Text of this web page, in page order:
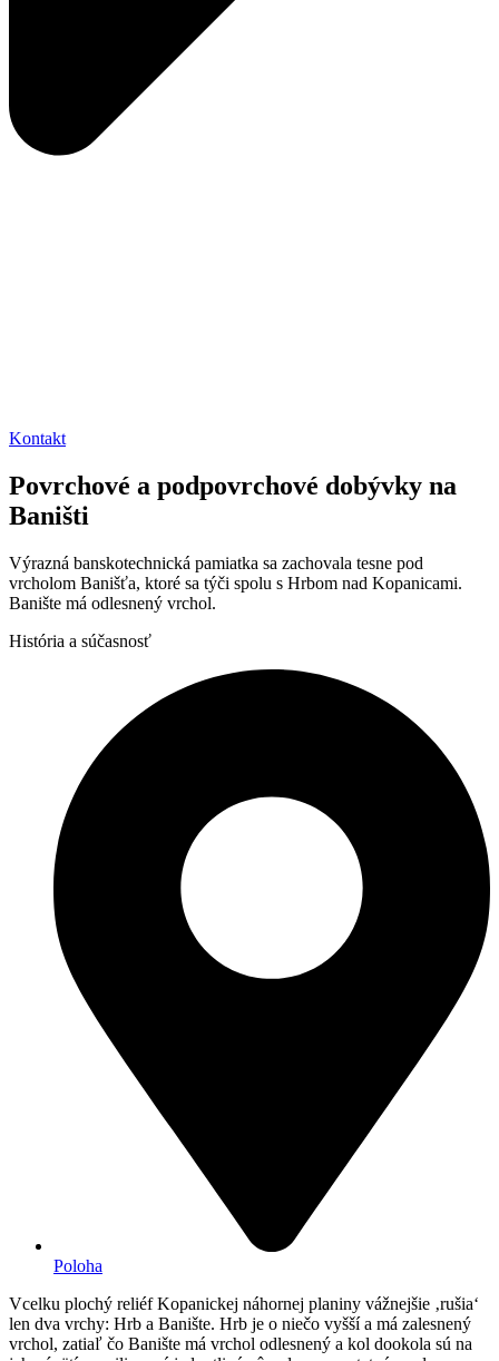
Kontakt
Povrchové a podpovrchové dobývky na
Baništi
Výrazná banskotechnická pamiatka sa zachovala tesne pod
vrcholom Banišťa, ktoré sa týči spolu s Hrbom nad Kopanicami.
Banište má odlesnený vrchol.
História a súčasnosť
Poloha
Vcelku plochý reliéf Kopanickej náhornej planiny vážnejšie ‚rušia‘
len dva vrchy: Hrb a Banište. Hrb je o niečo vyšší a má zalesnený
vrchol, zatiaľ čo Banište má vrchol odlesnený a kol dookola sú na